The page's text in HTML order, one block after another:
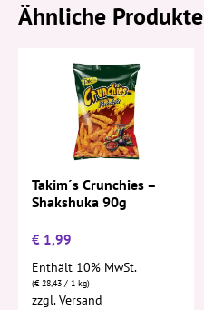
Ähnliche Produkte
Takim´s Crunchies –
Shakshuka 90g
€ 1,99
Enthält 10% MwSt.
(€28,43 / 1 kg)
zzgl.Versand